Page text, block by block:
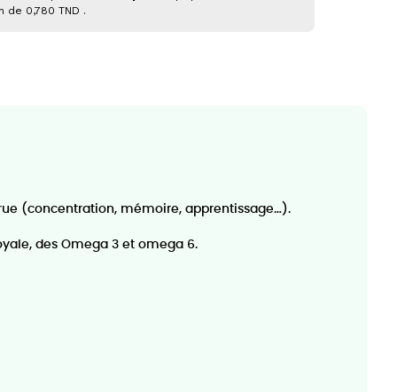
de 0,780 TND .
(concentration, mémoire, apprentissage…).
des Omega 3 et omega 6.